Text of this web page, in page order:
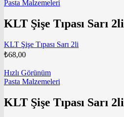
Pasta Malzemeleri
KLT Şişe Tıpası Sarı 2li
KLT Şişe Tıpası Sarı 2li
₺68,00
Hızlı Görünüm
Pasta Malzemeleri
KLT Şişe Tıpası Sarı 2li